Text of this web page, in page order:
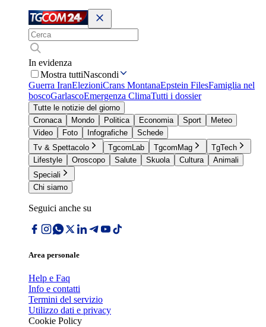
In evidenza
Mostra tuttiNascondi
Guerra IranElezioniCrans MontanaEpstein FilesFamiglia nel
boscoGarlascoEmergenza ClimaTutti i dossier
Tutte le notizie del giorno
Cronaca
Mondo Politica Economia Sport
Meteo
Video
Foto Infografiche
Schede
Tv & Spettacolo
TgcomLab TgcomMag
TgTech
Lifestyle
Oroscopo Salute Skuola Cultura
Animali
Speciali
Chi siamo
Seguici anche su
Area personale
Help e Faq
Info e contatti
Termini del servizio
Utilizzo dati e privacy
Cookie Policy